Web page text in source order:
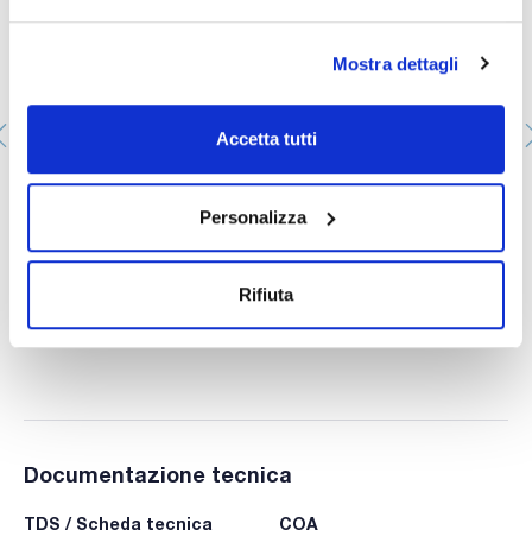
Mostra dettagli
Accetta tutti
Personalizza
Rifiuta
temperatura elevata
SI00330100
Controlla le scorte
Documentazione tecnica
TDS / Scheda tecnica
COA